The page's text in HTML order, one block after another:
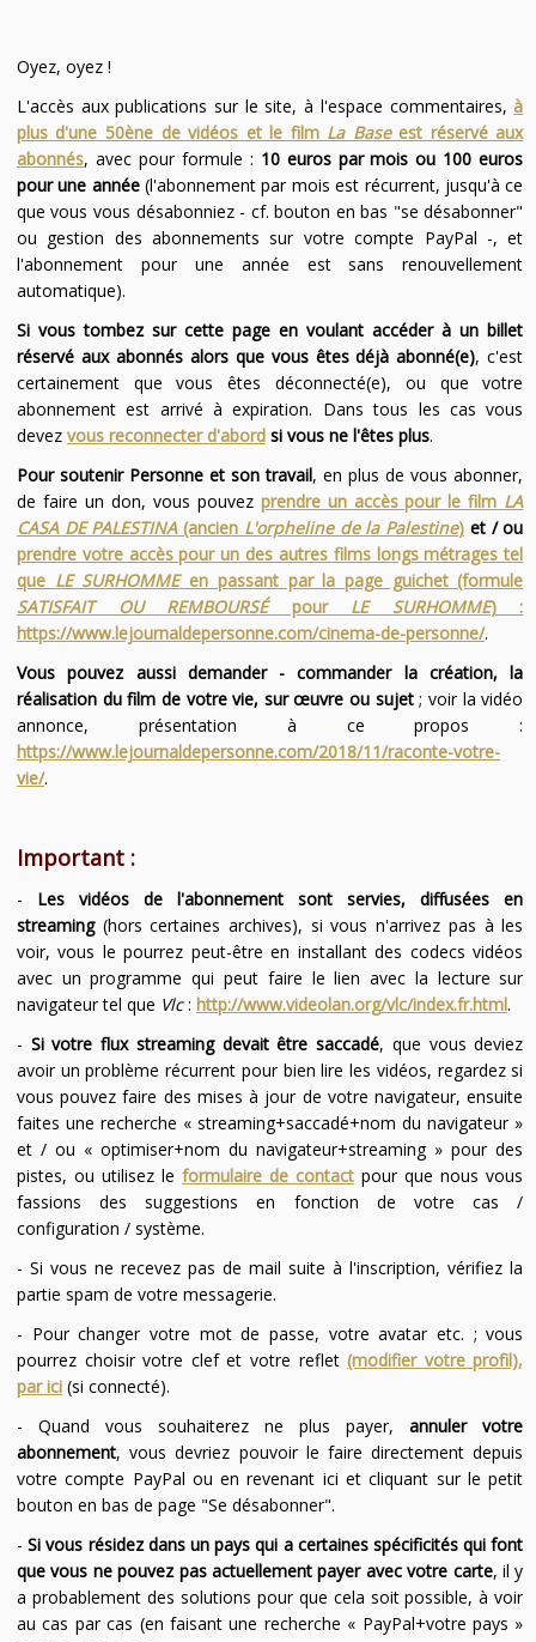
Oyez, oyez !
L'accès aux publications sur le site, à l'espace commentaires,à
plus d'une 50ène de vidéos et le film La Baseest réservé aux
abonnés, avec pour formule : 10 euros par mois ou 100 euros
pour une année(l'abonnement par mois est récurrent, jusqu'à ce
que vous vous désabonniez - cf. bouton en bas "se désabonner"
ou gestion des abonnements sur votre compte PayPal -, et
l'abonnement pour une année est sans renouvellement
automatique).
Si vous tombez sur cette page en voulant accéder à un billet
réservé aux abonnés alors que vous êtes déjà abonné(e), c'est
certainement que vous êtes déconnecté(e), ou que votre
abonnement est arrivé à expiration. Dans tous les cas vous
devez vous reconnecter d'abordsi vous ne l'êtes plus.
Pour soutenir Personne et son travail, en plus de vous abonner,
de faire un don, vous pouvez prendre un accès pour le film LA
CASA DE PALESTINA(ancien L'orpheline de la Palestine) et / ou
prendre votre accès pour un des autres films longs métrages tel
que LE SURHOMMEen passant par la page guichet (formule
SATISFAIT OU REMBOURSÉpour LE SURHOMME) :
https://www.lejournaldepersonne.com/cinema-de-personne/.
Vous pouvez aussi demander - commander la création, la
réalisation du film de votre vie, sur œuvre ou sujet; voir la vidéo
annonce, présentation à ce propos :
https://www.lejournaldepersonne.com/2018/11/raconte-votre-
vie/.
Important :
- Les vidéos de l'abonnement sont servies, diffusées en
streaming(hors certaines archives), si vous n'arrivez pas à les
voir, vous le pourrez peut-être en installant des codecs vidéos
avec un programme qui peut faire le lien avec la lecture sur
navigateur tel que Vlc: http://www.videolan.org/vlc/index.fr.html.
- Si votre flux streaming devait être saccadé, que vous deviez
avoir un problème récurrent pour bien lire les vidéos, regardez si
vous pouvez faire des mises à jour de votre navigateur, ensuite
faites une recherche « streaming+saccadé+nom du navigateur »
et / ou « optimiser+nom du navigateur+streaming » pour des
pistes, ou utilisez leformulaire de contact pour que nous vous
fassions des suggestions en fonction de votre cas /
configuration / système.
- Si vous ne recevez pas de mail suite à l'inscription, vérifiez la
partie spam de votre messagerie.
- Pour changer votre mot de passe, votre avatar etc. ; vous
pourrez choisir votre clef et votre reflet(modifier votre profil),
par ici(si connecté).
- Quand vous souhaiterez ne plus payer,annuler votre
abonnement, vous devriez pouvoir le faire directement depuis
votre compte PayPal ou en revenant ici et cliquant sur le petit
bouton en bas de page "Se désabonner".
-Si vous résidez dans un pays qui a certaines spécificités qui font
que vous ne pouvez pas actuellement payer avec votre carte, il y
a probablement des solutions pour que cela soit possible, à voir
au cas par cas (en faisant une recherche « PayPal+votre pays »